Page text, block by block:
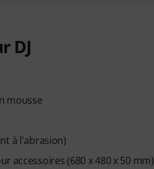
DJ
mousse
à l'abrasion)
accessoires (680 x 480 x 50 mm)